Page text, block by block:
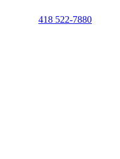
418 522-7880